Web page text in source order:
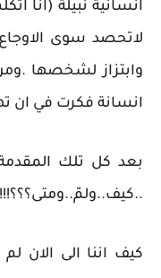
انسانية نبيلة (انا
لاتحصد سوى
وابتزاز لشخصها
انسانة فكرت في ان
بعد كل تلك
..كيف..ولمّ..ومتى؟؟؟!!!
كيف اننا الى الان